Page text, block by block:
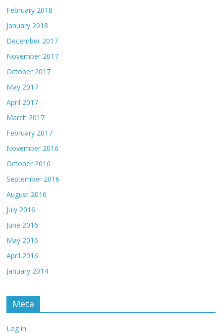
February 2018
January 2018
December 2017
November 2017
October 2017
May 2017
April 2017
March 2017
February 2017
November 2016
October 2016
September 2016
August 2016
July 2016
June 2016
May 2016
April 2016
January 2014
Meta
Log in